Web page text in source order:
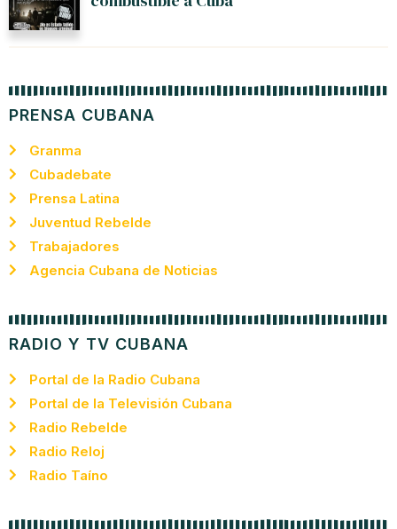
PRENSA CUBANA
Granma
Cubadebate
Prensa Latina
Juventud Rebelde
Trabajadores
Agencia Cubana de Noticias
RADIO Y TV CUBANA
Portal de la Radio Cubana
Portal de la Televisión Cubana
Radio Rebelde
Radio Reloj
Radio Taíno